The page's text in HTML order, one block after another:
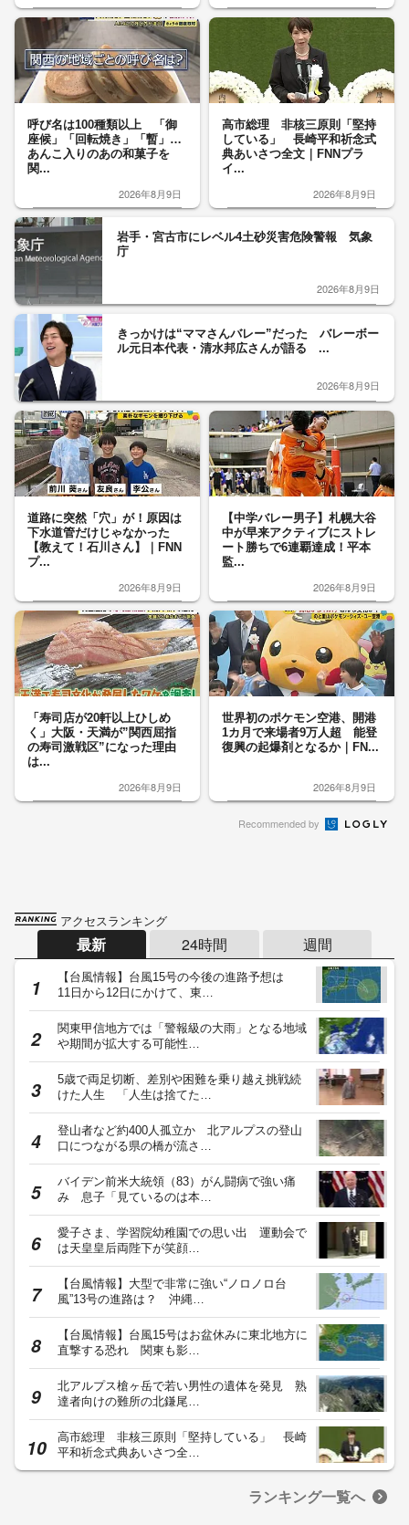
呼び名は100種類以上 「御
座候」「回転焼き」「暫」…
あんこ入りのあの和菓子を
関...
2026年8月9日
高市総理 非核三原則「堅持
している」 長崎平和祈念式
典あいさつ全文｜FNNプラ
イ...
2026年8月9日
岩手・宮古市にレベル4土砂災害危険警報 気象
庁
2026年8月9日
きっかけは“ママさんバレー”だった バレーボー
ル元日本代表・清水邦広さんが語る ...
2026年8月9日
道路に突然「穴」が！原因は
下水道管だけじゃなかった
【教えて！石川さん】｜FNN
プ...
2026年8月9日
【中学バレー男子】札幌大谷
中が早来アクティブにストレ
ート勝ちで6連覇達成！平本
監...
2026年8月9日
「寿司店が20軒以上ひしめ
く」大阪・天満が”関西屈指
の寿司激戦区”になった理由
は...
2026年8月9日
世界初のポケモン空港、開港
1カ月で来場者9万人超 能登
復興の起爆剤となるか｜FN...
2026年8月9日
Recommended by
アクセスランキング
最新 24時間 週間
【台風情報】台風15号の今後の進路予想は
11日から12日にかけて、東…
関東甲信地方では「警報級の大雨」となる地域
や期間が拡大する可能性…
5歳で両足切断、差別や困難を乗り越え挑戦続
けた人生 「人生は捨てた…
登山者など約400人孤立か 北アルプスの登山
口につながる県の橋が流さ…
バイデン前米大統領（83）がん闘病で強い痛
み 息子「見ているのは本…
愛子さま、学習院幼稚園での思い出 運動会で
は天皇皇后両陛下が笑顔…
【台風情報】大型で非常に強い“ノロノロ台
風”13号の進路は？ 沖縄…
【台風情報】台風15号はお盆休みに東北地方に
直撃する恐れ 関東も影…
北アルプス槍ヶ岳で若い男性の遺体を発見 熟
達者向けの難所の北鎌尾…
高市総理 非核三原則「堅持している」 長崎
平和祈念式典あいさつ全…
ランキング一覧へ